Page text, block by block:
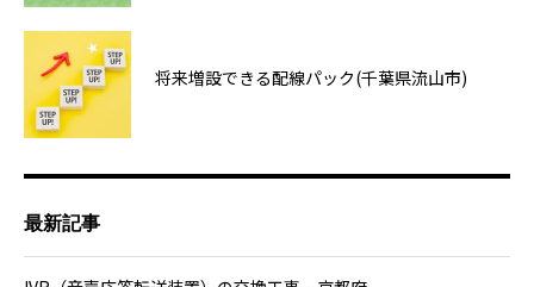
将来増設できる配線パック(千葉県流山市)
最新記事